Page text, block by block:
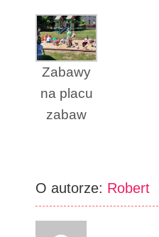
Zabawy
na placu
zabaw
O autorze: Robert